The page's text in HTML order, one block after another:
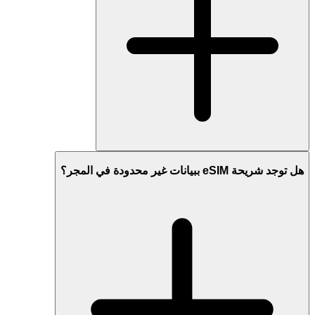
هل توجد شريحة eSIM ببيانات غير محدودة في المجر؟